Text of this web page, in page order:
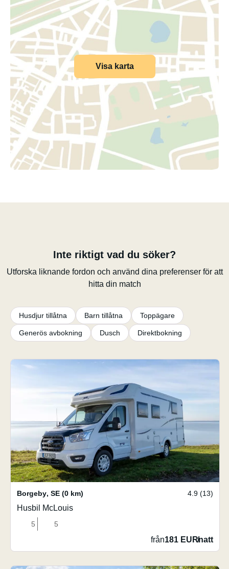
Visa karta
Inte riktigt vad du söker?
Utforska liknande fordon och använd dina preferenser för att
hitta din match
Husdjur tillåtna Barn tillåtna Toppägare
Generös avbokning Dusch Direktbokning
Borgeby, SE (0 km) 4.9 (13)
Husbil McLouis
5 5
från181 EUR/natt